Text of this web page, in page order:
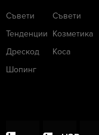
Съвети
Тенденции
Дрескод
Шопинг
Съвети
Козметика
Коса